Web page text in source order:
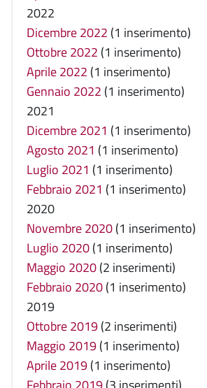
2022
Dicembre 2022 (1 inserimento)
Ottobre 2022 (1 inserimento)
Aprile 2022 (1 inserimento)
Gennaio 2022 (1 inserimento)
2021
Dicembre 2021 (1 inserimento)
Agosto 2021 (1 inserimento)
Luglio 2021 (1 inserimento)
Febbraio 2021 (1 inserimento)
2020
Novembre 2020(1 inserimento)
Luglio 2020(1 inserimento)
Maggio 2020(2 inserimenti)
Febbraio 2020(1 inserimento)
2019
Ottobre 2019(2 inserimenti)
Maggio 2019(1 inserimento)
Aprile 2019(1 inserimento)